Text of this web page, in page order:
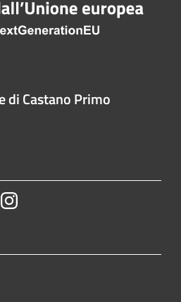
di Castano Primo
Instagram